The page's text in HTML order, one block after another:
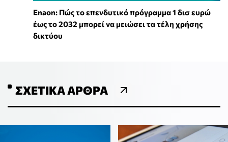
Enaon: Πώς το επενδυτικό πρόγραμμα 1 δισ ευρώ
έως το 2032 μπορεί να μειώσει τα τέλη χρήσης
δικτύου
ΣΧΕΤΙΚΆ ΆΡΘΡΑ